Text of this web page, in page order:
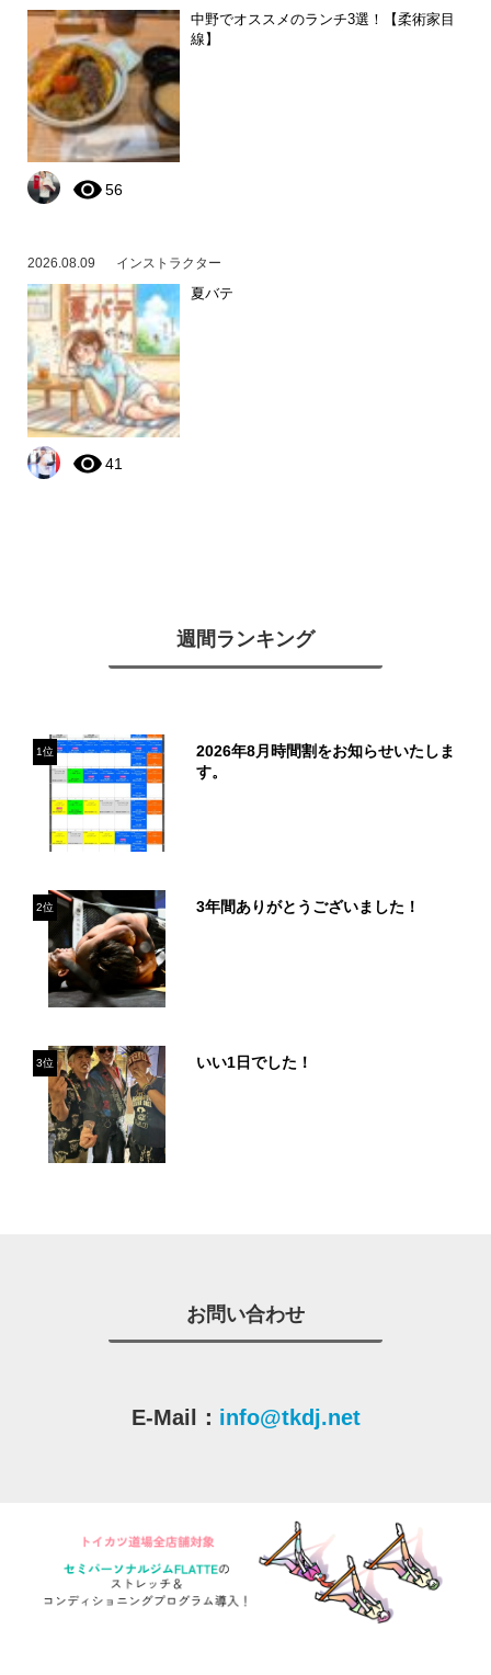
中野でオススメのランチ3選！【柔術家目
線】
56
2026.08.09 インストラクター
夏バテ
41
週間ランキング
1位
2026年8月時間割をお知らせいたしま
す。
2位 3年間ありがとうございました！
3位 いい1日でした！
お問い合わせ
E-Mail： info@tkdj.net